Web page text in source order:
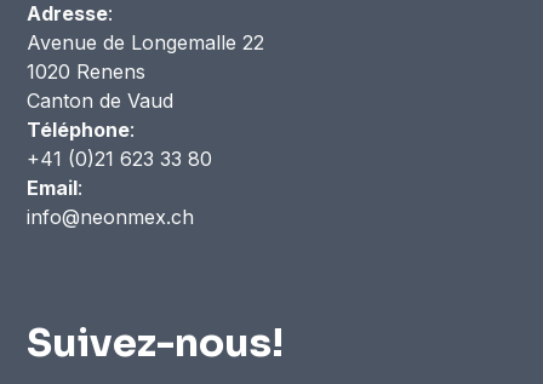
Adresse:
Avenue de Longemalle 22
1020 Renens
Canton de Vaud
Téléphone:
+41 (0)21 623 33 80
Email:
info@neonmex.ch
Suivez-nous!